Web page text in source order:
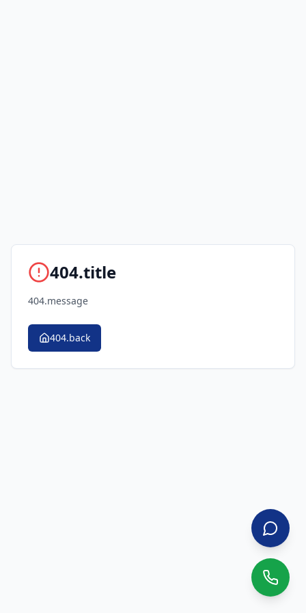
404.title
404.message
404.back